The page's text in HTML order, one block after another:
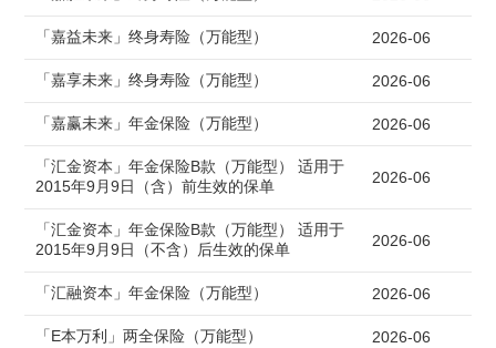
「嘉益未来」终身寿险（万能型） 2026-06
「嘉享未来」终身寿险（万能型） 2026-06
「嘉赢未来」年金保险（万能型） 2026-06
「汇金资本」年金保险B款（万能型）适用于
2015年9月9日（含）前生效的保单
2026-06
「汇金资本」年金保险B款（万能型）适用于
2015年9月9日（不含）后生效的保单
2026-06
「汇融资本」年金保险（万能型） 2026-06
「E本万利」两全保险（万能型） 2026-06